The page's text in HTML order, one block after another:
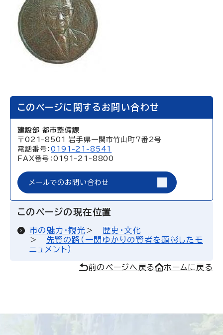
このページに関するお問い合わせ
建設部 都市整備課
〒021-8501 岩手県一関市竹山町7番2号
電話番号：0191-21-8541
FAX番号：0191-21-8800
メールでのお問い合わせ
このページの現在位置
市の魅力・観光
歴史・文化
先賢の路（一関ゆかりの賢者を顕彰したモ
ニュメント）
前のページへ戻る ホームに戻る